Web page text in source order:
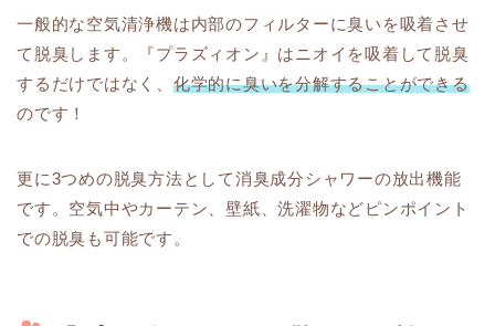
一般的な空気清浄機は内部のフィルターに臭いを吸着させ
て脱臭します。『プラズィオン』はニオイを吸着して脱臭
するだけではなく、 化学的に臭いを分解することができる
のです！
更に3つめの脱臭方法として消臭成分シャワーの放出機能
です。空気中やカーテン、壁紙、洗濯物などピンポイント
での脱臭も可能です。